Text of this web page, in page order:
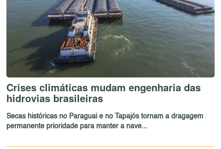
Crises climáticas mudam engenharia das
hidrovias brasileiras
Secas históricas no Paraguai e no Tapajós tornam a dragagem
permanente prioridade para manter a nave...